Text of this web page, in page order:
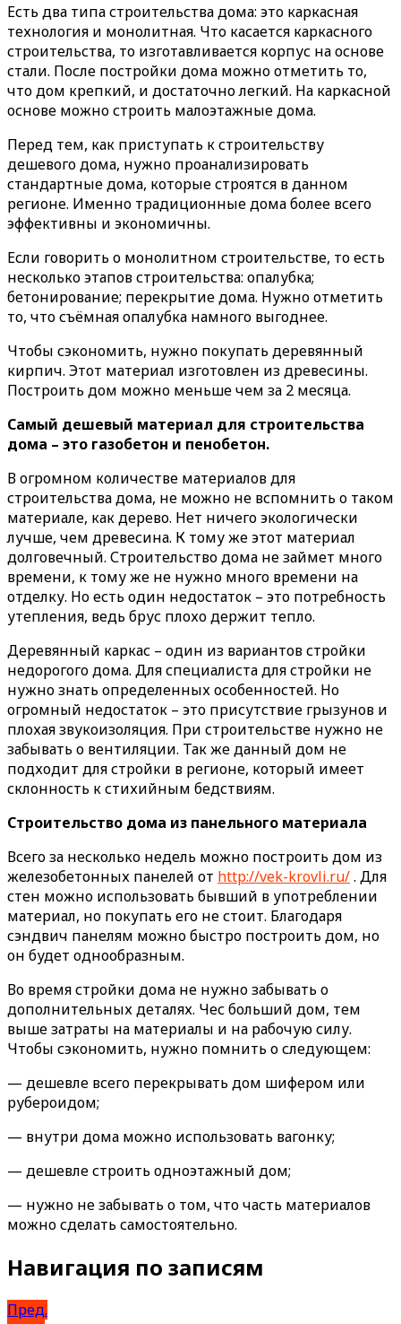
Есть два типа строительства дома: это каркасная
технология и монолитная. Что касается каркасного
строительства, то изготавливается корпус на основе
стали. После постройки дома можно отметить то,
что дом крепкий, и достаточно легкий. На каркасной
основе можно строить малоэтажные дома.
Перед тем, как приступать к строительству
дешевого дома, нужно проанализировать
стандартные дома, которые строятся в данном
регионе. Именно традиционные дома более всего
эффективны и экономичны.
Если говорить о монолитном строительстве, то есть
несколько этапов строительства: опалубка;
бетонирование; перекрытие дома. Нужно отметить
то, что съёмная опалубка намного выгоднее.
Чтобы сэкономить, нужно покупать деревянный
кирпич. Этот материал изготовлен из древесины.
Построить дом можно меньше чем за 2 месяца.
Самый дешевый материал для строительства
дома – это газобетон и пенобетон.
В огромном количестве материалов для
строительства дома, не можно не вспомнить о таком
материале, как дерево. Нет ничего экологически
лучше, чем древесина. К тому же этот материал
долговечный. Строительство дома не займет много
времени, к тому же не нужно много времени на
отделку. Но есть один недостаток – это потребность
утепления, ведь брус плохо держит тепло.
Деревянный каркас – один из вариантов стройки
недорогого дома. Для специалиста для стройки не
нужно знать определенных особенностей. Но
огромный недостаток – это присутствие грызунов и
плохая звукоизоляция. При строительстве нужно не
забывать о вентиляции. Так же данный дом не
подходит для стройки в регионе, который имеет
склонность к стихийным бедствиям.
Строительство дома из панельного материала
Всего за несколько недель можно построить дом из
железобетонных панелей от http://vek-krovli.ru/. Для
стен можно использовать бывший в употреблении
материал, но покупать его не стоит. Благодаря
сэндвич панелям можно быстро построить дом, но
он будет однообразным.
Во время стройки дома не нужно забывать о
дополнительных деталях. Чес больший дом, тем
выше затраты на материалы и на рабочую силу.
Чтобы сэкономить, нужно помнить о следующем:
— дешевле всего перекрывать дом шифером или
рубероидом;
— внутри дома можно использовать вагонку;
— дешевле строить одноэтажный дом;
— нужно не забывать о том, что часть материалов
можно сделать самостоятельно.
Навигация по записям
Пред.